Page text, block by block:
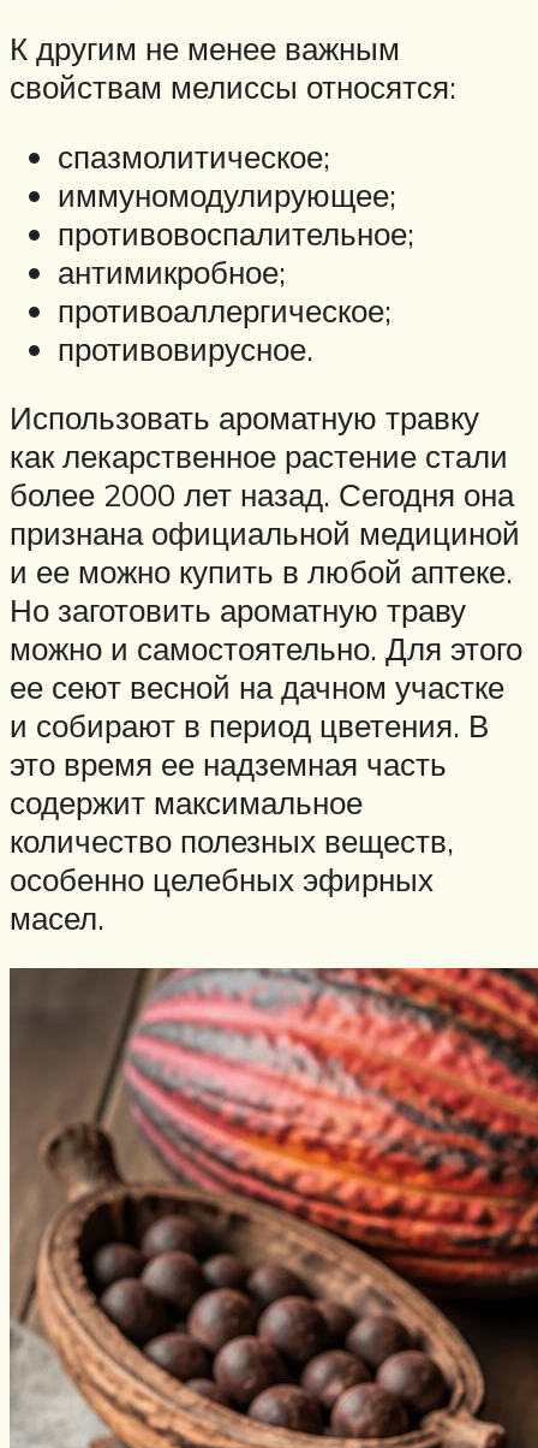
К другим не менее важным
свойствам мелиссы относятся:
спазмолитическое;
иммуномодулирующее;
противовоспалительное;
антимикробное;
противоаллергическое;
противовирусное.
Использовать ароматную травку
как лекарственное растение стали
более 2000 лет назад. Сегодня она
признана официальной медициной
и ее можно купить в любой аптеке.
Но заготовить ароматную траву
можно и самостоятельно. Для этого
ее сеют весной на дачном участке
и собирают в период цветения. В
это время ее надземная часть
содержит максимальное
количество полезных веществ,
особенно целебных эфирных
масел.